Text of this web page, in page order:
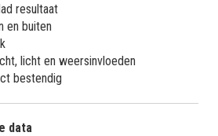
resultaat
en buiten
licht en weersinvloeden
bestendig
data